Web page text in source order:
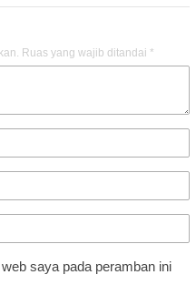
Ruas yang wajib ditandai *
saya pada peramban ini